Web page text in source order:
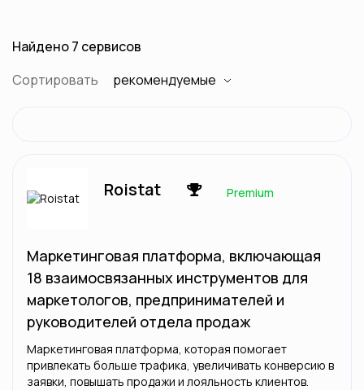
Найдено 7 сервисов
Сортировать
рекомендуемые
Roistat Premium
Маркетинговая платформа, включающая
18 взаимосвязанных инструментов для
маркетологов, предпринимателей и
руководителей отдела продаж
Маркетинговая платформа, которая помогает
привлекать больше трафика, увеличивать конверсию в
заявки, повышать продажи и лояльность клиентов.